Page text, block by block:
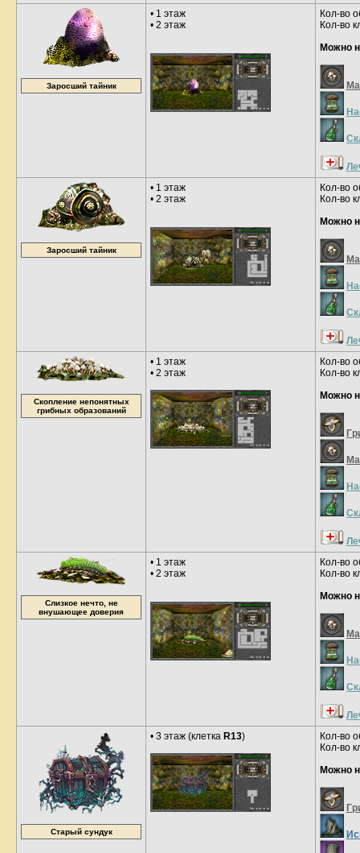
Заросший тайник
• 1 этаж
• 2 этаж
Кол-во
Кол-во
Можно
Заросший тайник
• 1 этаж
• 2 этаж
Кол-во
Кол-во
Можно
Скопление непонятных
грибных образований
• 1 этаж
• 2 этаж
Кол-во
Кол-во
Можно
Слизкое нечто, не
внушающее доверия
• 1 этаж
• 2 этаж
Кол-во
Кол-во
Можно
Старый сундук
• 3 этаж (клетка R13)
Кол-во
Кол-во
Можно